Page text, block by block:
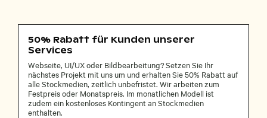
50% Rabatt für Kunden unserer
Services
Webseite, UI/UX oder Bildbearbeitung? Setzen Sie Ihr
nächstes Projekt mit uns um und erhalten Sie 50% Rabatt auf
alle Stockmedien, zeitlich unbefristet. Wir arbeiten zum
Festpreis oder Monatspreis. Im monatlichen Modell ist
zudem ein kostenloses Kontingent an Stockmedien
enthalten.